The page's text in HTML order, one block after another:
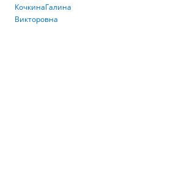
КочкинаГалина
Викторовна